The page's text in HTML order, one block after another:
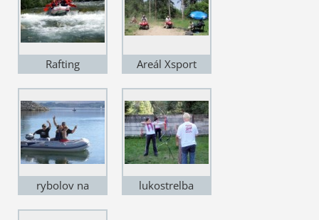
Rafting Areál Xsport
rybolov na
lukostrelba